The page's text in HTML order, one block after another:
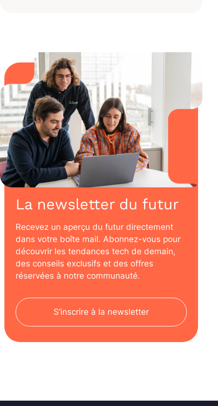
La newsletter du futur
Recevez un aperçu du futur directement
dans votre boîte mail. Abonnez-vous pour
découvrir les tendances tech de demain,
des conseils exclusifs et des offres
réservées à notre communauté.
S’inscrire à la newsletter